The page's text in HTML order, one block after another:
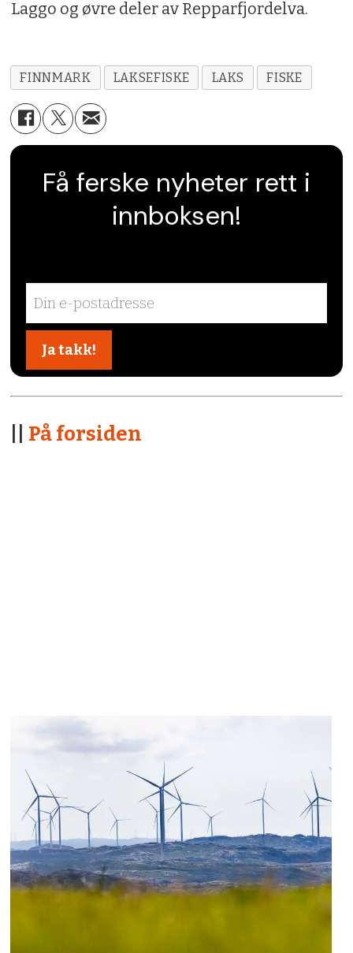
Laggo og øvre deler av Repparfjordelva.
FINNMARK LAKSEFISKE LAKS FISKE
Få ferske nyheter rett i
innboksen!
På forsiden